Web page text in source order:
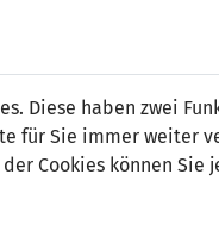
NEWS LFV
Diese haben zwei
für Sie immer weiter
Cookies können